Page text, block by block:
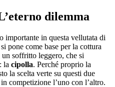
dilemma
in questa vellutata di
pone come base per la cottura
soffritto leggero, che si
la cipolla. Perché proprio la
la scelta verte su questi due
competizione l’uno con l’altro.